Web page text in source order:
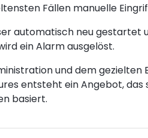
Fällen manuelle
automatisch neu gestartet
ein Alarm ausgelöst.
und dem gezielten
entsteht ein Angebot, das
basiert.